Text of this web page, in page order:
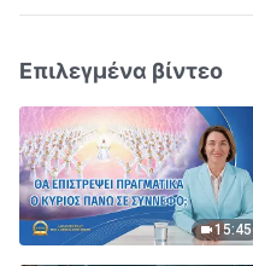
Επιλεγμένα βίντεο
15:45